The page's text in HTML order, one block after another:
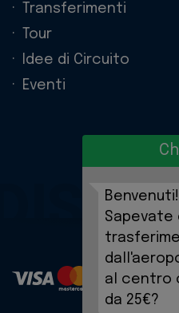
Transferimenti
Tour
Idee di Circuito
Eventi
Benvenuti!
Sapevate
al centro
da 25€?